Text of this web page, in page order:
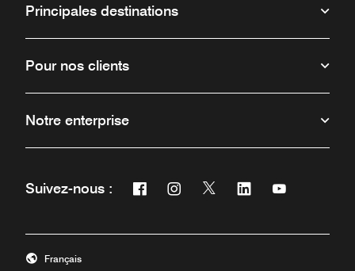
Principales destinations
Pour nos clients
Notre enterprise
Suivez-nous : Facebook
Ouvre une nouvelle fenêtre
Instagram
Ouvre une nouvelle fenêtre
Twitter
Ouvre une nouvelle
Linkedin
Ouvre uneOuvre une
Français